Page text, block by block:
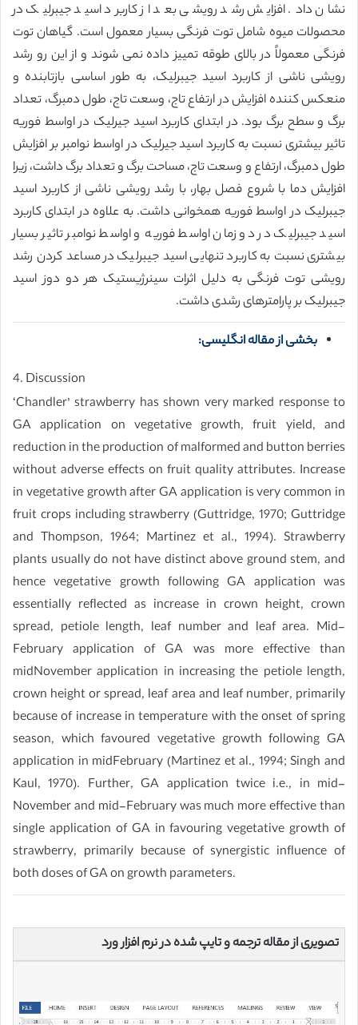
نشان داد. افزایش رشد رویشی بعد از کاربرد اسید جیبرلیک در
محصولات میوه شامل توت فرنگی بسیار معمول است. گیاهان توت
فرنگی معمولاً در بالای طوقه تمییز داده نمی شوند و از این رو رشد
رویشی ناشی از کاربرد اسید جیبرلیک، به طور اساسی بازتابنده و
منعکس کننده افزایش در ارتفاع تاج، وسعت تاج، طول دمبرگ، تعداد
برگ و سطح برگ بود. در ابتدای کاربرد اسید جیرلیک در اواسط فوریه
تاثیر بیشتری نسبت به کاربرد اسید جیرلیک در اواسط نوامبر بر افزایش
طول دمبرگ، ارتفاع و وسعت تاج، مساحت برگ و تعداد برگ داشت، زیرا
افزایش دما با شروع فصل بهار، با رشد رویشی ناشی از کاربرد اسید
جیبرلیک در اواسط فوریه همخوانی داشت. به علاوه در ابتدای کاربرد
اسید جیبرلیک در دو زمان اواسط فوریه و اواسط نوامبر تاثیر بسیار
بیشتری نسبت به کاربرد تنهایی اسید جیبرلیک در مساعد کردن رشد
رویشی توت فرنگی به دلیل اثرات سینرژیستیک هر دو دوز اسید
جیبرلیک بر پارامترهای رشدی داشت.
بخشی از مقاله انگلیسی:
4. Discussion
‘Chandler’ strawberry has shown very marked response to
GA application on vegetative growth, fruit yield, and
reduction in the production of malformed and button berries
without adverse effects on fruit quality attributes. Increase
in vegetative growth after GA application is very common in
fruit crops including strawberry (Guttridge, 1970; Guttridge
and Thompson, 1964; Martinez et al., 1994). Strawberry
plants usually do not have distinct above ground stem, and
hence vegetative growth following GA application was
essentially reflected as increase in crown height, crown
spread, petiole length, leaf number and leaf area. Mid-
February application of GA was more effective than
midNovember application in increasing the petiole length,
crown height or spread, leaf area and leaf number, primarily
because of increase in temperature with the onset of spring
season, which favoured vegetative growth following GA
application in midFebruary (Martinez et al., 1994; Singh and
Kaul, 1970). Further, GA application twice i.e., in mid-
November and mid-February was much more effective than
single application of GA in favouring vegetative growth of
strawberry, primarily because of synergistic influence of
both doses of GA on growth parameters.
تصویری از مقاله ترجمه و تایپ شده در نرم افزار ورد